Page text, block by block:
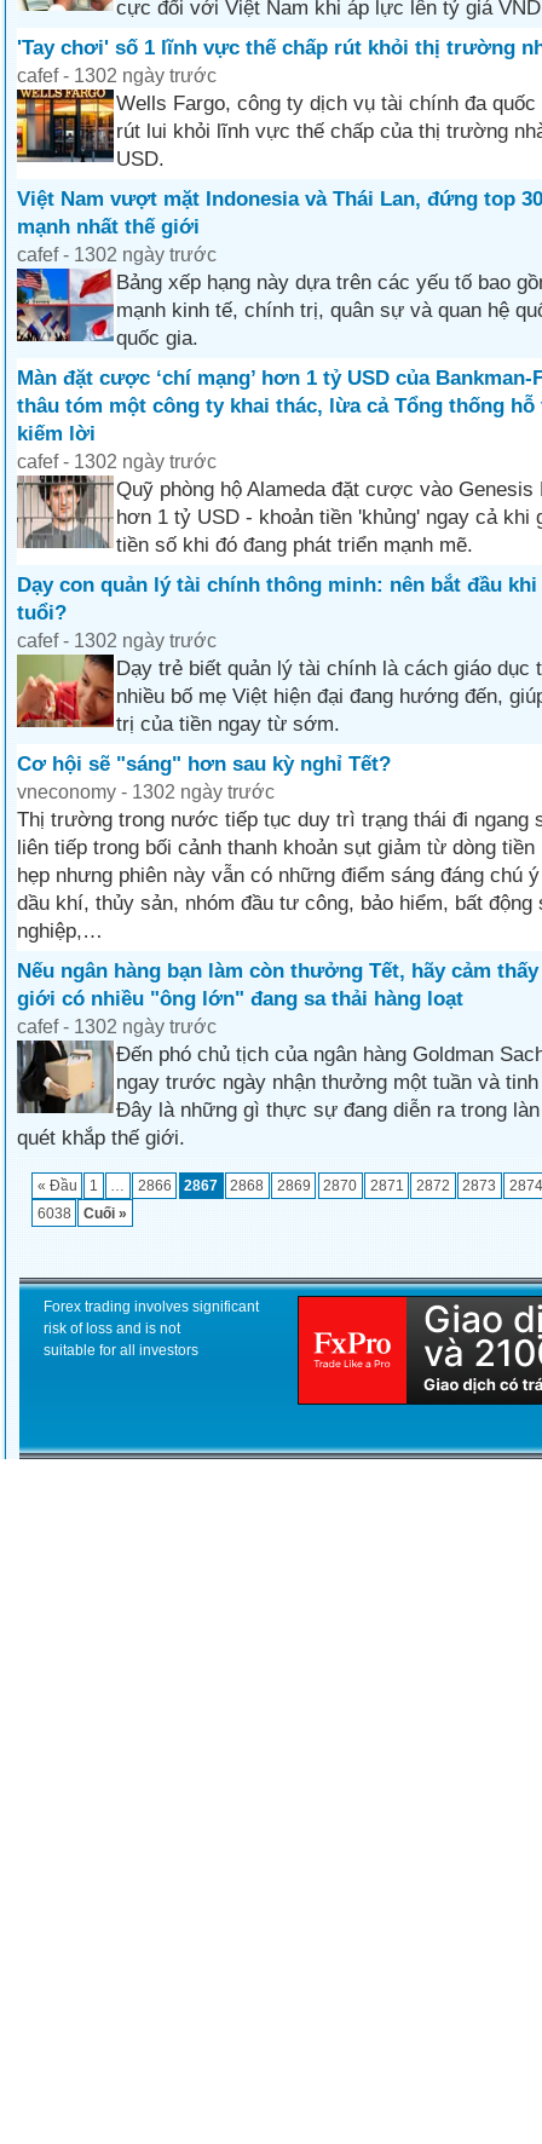
cực đối với Việt Nam khi áp lực lên tỷ giá
'Tay chơi' số 1 lĩnh vực thế chấp rút khỏi thị trường
cafef - 1302 ngày trước
Wells Fargo, công ty dịch vụ tài chính đa
rút lui khỏi lĩnh vực thế chấp của thị trường
USD.
Việt Nam vượt mặt Indonesia và Thái Lan, đứng top
mạnh nhất thế giới
cafef - 1302 ngày trước
Bảng xếp hạng này dựa trên các yếu tố bao
mạnh kinh tế, chính trị, quân sự và quan hệ
quốc gia.
Màn đặt cược ‘chí mạng’ hơn 1 tỷ USD của
thâu tóm một công ty khai thác, lừa cả Tổng thống hỗ
kiếm lời
cafef - 1302 ngày trước
Quỹ phòng hộ Alameda đặt cược vào Genesis
hơn 1 tỷ USD - khoản tiền 'khủng' ngay cả khi
tiền số khi đó đang phát triển mạnh mẽ.
Dạy con quản lý tài chính thông minh: nên bắt đầu
tuổi?
cafef - 1302 ngày trước
Dạy trẻ biết quản lý tài chính là cách giáo dục
nhiều bố mẹ Việt hiện đại đang hướng đến,
trị của tiền ngay từ sớm.
Cơ hội sẽ "sáng" hơn sau kỳ nghỉ Tết?
vneconomy - 1302 ngày trước
Thị trường trong nước tiếp tục duy trì trạng thái đi ngang
liên tiếp trong bối cảnh thanh khoản sụt giảm từ dòng tiền
hẹp nhưng phiên này vẫn có những điểm sáng đáng chú
dầu khí, thủy sản, nhóm đầu tư công, bảo hiểm, bất động
nghiệp,…
Nếu ngân hàng bạn làm còn thưởng Tết, hãy cảm
giới có nhiều "ông lớn" đang sa thải hàng loạt
cafef - 1302 ngày trước
Đến phó chủ tịch của ngân hàng Goldman
ngay trước ngày nhận thưởng một tuần và
Đây là những gì thực sự đang diễn ra trong
quét khắp thế giới.
« Đầu 1 … 2866 2867 2868 2869 2870 2871 2872 2873
2874
6038
Cuối »
Forex trading involves significant
risk of loss and is not
suitable for all investors